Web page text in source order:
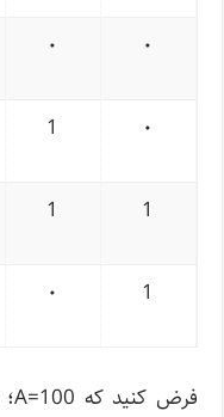
۰ ۰
۰ 1
1
1
1 ۰